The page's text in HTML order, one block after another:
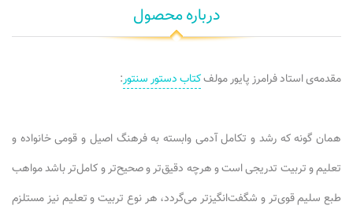
درباره محصول
مقدمه‌ی استاد فرامرز پایور مولفکتاب دستور سنتور:
همان گونه که رشد و تکامل آدمی وابسته به فرهنگ اصیل و قومی خانواده و
تعلیم و تربیت تدریجی است و هرچه دقیق‌تر و صحیح‌تر و کامل‌تر باشد مواهب
طبع سلیم قوی‌تر و شگفت‌انگیز‌تر می‌گردد، هر نوع تربیت و تعلیم نیز مستلزم